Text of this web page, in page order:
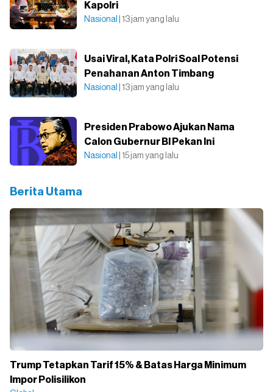
Kapolri
Nasional | 13 jam yang lalu
Usai Viral, Kata Polri Soal Potensi
Penahanan Anton Timbang
Nasional | 13 jam yang lalu
Presiden Prabowo Ajukan Nama
Calon Gubernur BI Pekan Ini
Nasional | 15 jam yang lalu
Berita Utama
Trump Tetapkan Tarif 15% & Batas Harga Minimum
Impor Polisilikon